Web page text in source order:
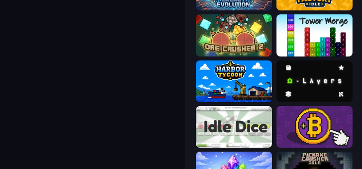
Energy Evolution Ragdoll Factory Idle
OreCrusher 2 Tower Merge
Harbor Tycoon Omega Layers
Idle Dice Money Maker